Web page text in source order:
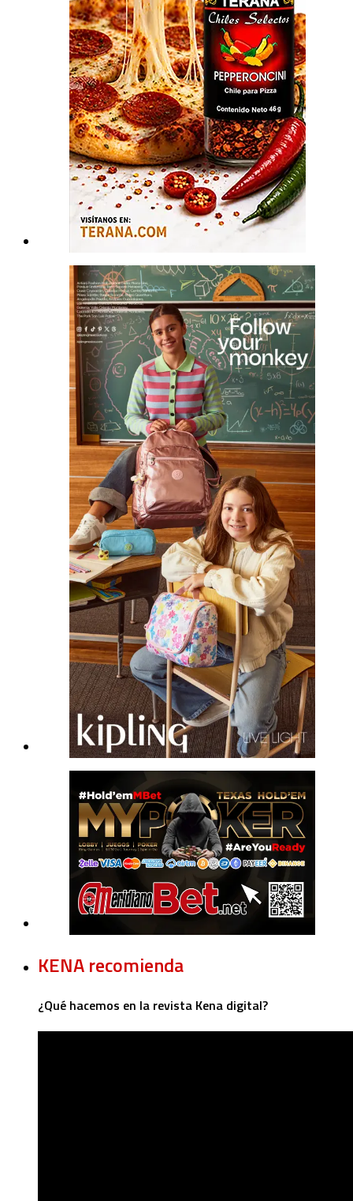
KENA recomienda
¿Qué hacemos en la revista Kena digital?